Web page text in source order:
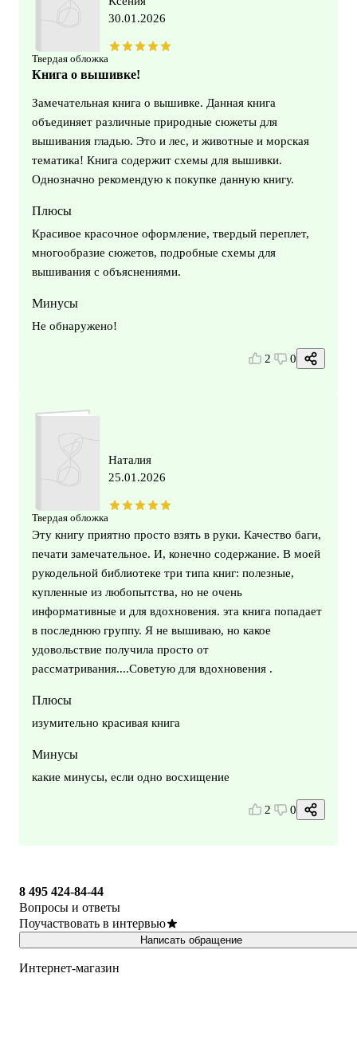
Твердая обложка
30.01.2026
Книга о вышивке!
Замечательная книга о вышивке. Данная книга
объединяет различные природные сюжеты для
вышивания гладью. Это и лес, и животные и морская
тематика! Книга содержит схемы для вышивки.
Однозначно рекомендую к покупке данную книгу.
Плюсы
Красивое красочное оформление, твердый переплет,
многообразие сюжетов, подробные схемы для
вышивания с объяснениями.
Минусы
Не обнаружено!
2 0
Твердая обложка
Наталия
25.01.2026
Эту книгу приятно просто взять в руки. Качество баги,
печати замечательное. И, конечно содержание. В моей
рукодельной библиотеке три типа книг: полезные,
купленные из любопытства, но не очень
информативные и для вдохновения. эта книга попадает
в последнюю группу. Я не вышиваю, но какое
удовольствие получила просто от
рассматривания....Советую для вдохновения .
Плюсы
изумительно красивая книга
Минусы
какие минусы, если одно восхищение
2 0
8 495 424-84-44
Вопросы и ответы
Поучаствовать в интервью
Написать обращение
Интернет-магазин